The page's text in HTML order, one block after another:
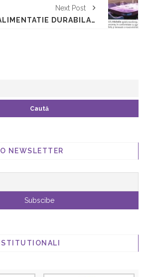
Next Post
ALIMENTATIE DURABILA - MICHELIN APARA EXCELENTA IN GASTRONOMIE
NEWSLETTER